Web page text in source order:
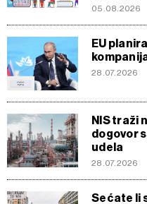
05.08.2026
EU
28.07.2026
NIS traži
dogovor
udela
28.07.2026
Sećate li